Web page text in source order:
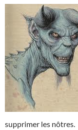
supprimer les nôtres.